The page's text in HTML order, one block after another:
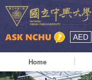
AED
Home